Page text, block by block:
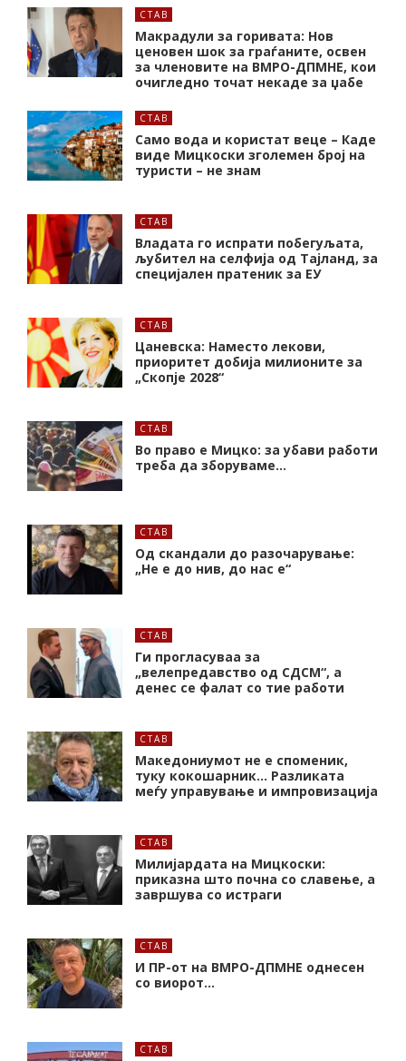
СТАВ
Макрадули за горивата: Нов
ценовен шок за граѓаните, освен
за членовите на ВМРО-ДПМНЕ, кои
очигледно точат некаде за џабе
СТАВ
Само вода и користат веце – Каде
виде Мицкоски зголемен број на
туристи – не знам
СТАВ
Владата го испрати побегуљата,
љубител на селфија од Тајланд, за
специјален пратеник за ЕУ
СТАВ
Цаневска: Наместо лекови,
приоритет добија милионите за
„Скопје 2028“
СТАВ
Во право е Мицко: за убави работи
треба да зборуваме…
СТАВ
Од скандали до разочарување:
„Не е до нив, до нас е“
СТАВ
Ги прогласуваа за
„велепредавство од СДСМ“, а
денес се фалат со тие работи
СТАВ
Македониумот не е споменик,
туку кокошарник… Разликата
меѓу управување и импровизација
СТАВ
Милијардата на Мицкоски:
приказна што почна со славење, а
завршува со истраги
СТАВ
И ПР-от на ВМРО-ДПМНЕ однесен
со виорот…
СТАВ